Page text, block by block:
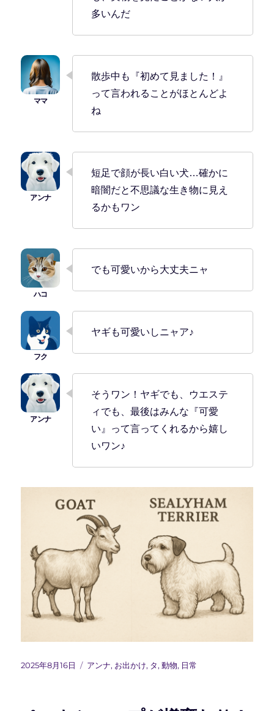
多いんだ
散歩中も『初めて見ました！』
って言われることがほとんどよ
ね
短足で顔が長い白い犬…確かに
暗闇だと不思議な生き物に見え
るかもワン
でも可愛いから大丈夫ニャ
ヤギも可愛いしニャア♪
そうワン！ヤギでも、ウエステ
ィでも、最後はみんな『可愛
い』って言ってくれるから嬉し
いワン♪
投
2025年8月16日
カ
アンナ, お出かけ, タ,動物, 日常